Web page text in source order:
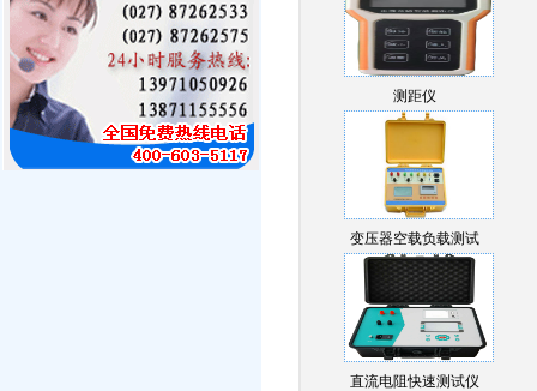
测距仪
变压器空载负载测试
仪…
直流电阻快速测试仪